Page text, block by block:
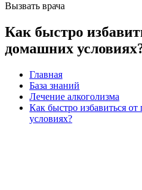
Вызвать врача
Как быстро
домашних
Главная
База знаний
Лечение алкоголизма
Как быстро избавиться
условиях?